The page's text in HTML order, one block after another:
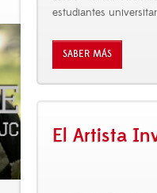
estudiantes
SABER MÁS
El Artista